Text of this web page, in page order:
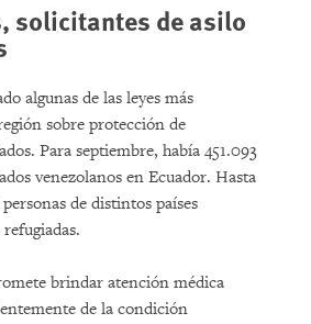
solicitantes de asilo
algunas de las leyes más
sobre protección de
Para septiembre, había 451.093
venezolanos en Ecuador. Hasta
personas de distintos países
brindar atención médica
de la condición